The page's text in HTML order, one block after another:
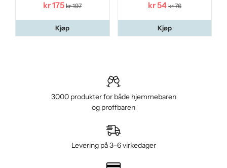
kr 175 kr 197
Kjøp
kr 54 kr 76
Kjøp
3000 produkter for både hjemmebaren
og proffbaren
Levering på 3–6 virkedager